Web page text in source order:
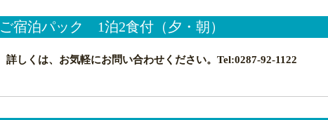
ご宿泊パック 1泊2食付（夕・朝）
詳しくは、お気軽にお問い合わせください。Tel:0287-92-1122